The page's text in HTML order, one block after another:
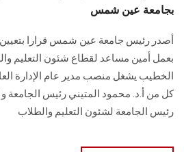
بجامعة عين شمس
أصدر رئيس جامعة عين شمس قرارا
بعمل أمين مساعد لقطاع شئون التعليم
الخطيب يشغل منصب مدير عام الإدارة
كل من أ.د. محمود المتيني رئيس الجامعة و
رئيس الجامعة لشئون التعليم والطلاب